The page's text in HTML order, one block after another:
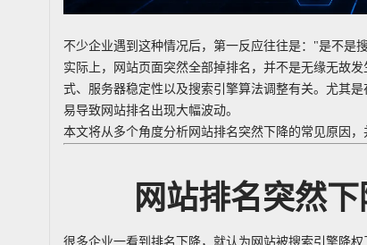
不少企业遇到这种情况后，第一反应往往是："是不是
实际上，网站页面突然全部掉排名，并不是无缘无故
式、服务器稳定性以及搜索引擎算法调整有关。尤其是
易导致网站排名出现大幅波动。
本文将从多个角度分析网站排名突然下降的常见原因
网站排名突然
很多企业一看到排名下降，就认为网站被搜索引擎降权